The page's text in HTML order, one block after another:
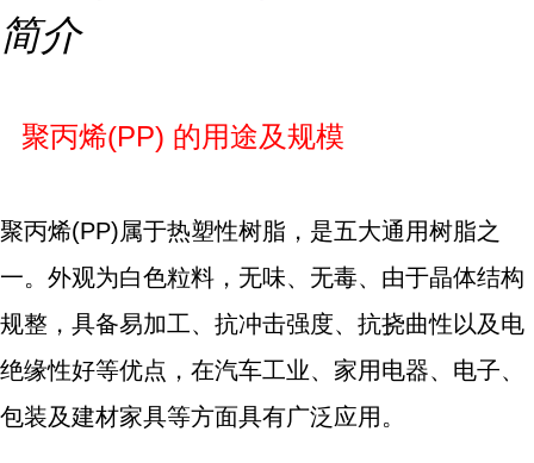
简介
聚丙烯(PP) 的用途及规模
聚丙烯(PP)属于热塑性树脂，是五大通用树脂之
一。外观为白色粒料，无味、无毒、由于晶体结构
规整，具备易加工、抗冲击强度、抗挠曲性以及电
绝缘性好等优点，在汽车工业、家用电器、电子、
包装及建材家具等方面具有广泛应用。